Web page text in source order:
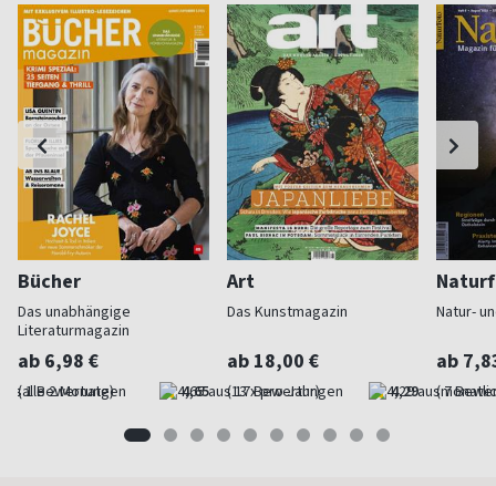
Bücher
Das unabhängige
Literaturmagazin
ab 6,98 €
(alle 2 Monate) 4,65
Art
Das Kunstmagazin
ab 18,00 €
(13 x pro Jahr) 4,29
Natur-
ab